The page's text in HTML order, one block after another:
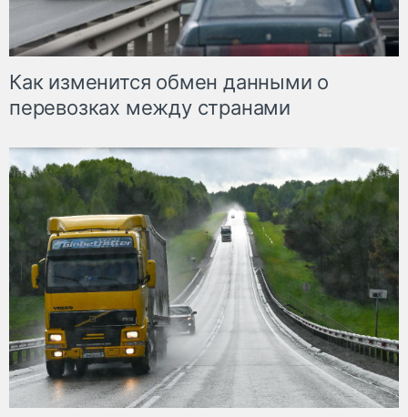
Как изменится обмен данными о
перевозках между странами